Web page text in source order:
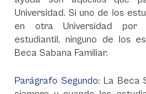
Universidad. Si uno de los
en otra Universidad por
estudiantil, ninguno de los
Beca Sabana Familiar.
Parágrafo Segundo: La Beca